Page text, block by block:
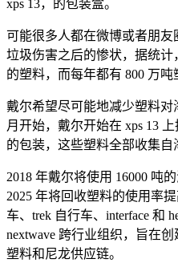
xps 13，的包装盒。
可能很多人都在微博或者朋
垃圾伤害之后的惨状，据统计
的塑料，而每年都有 800 万吨
戴尔希望尽可能地减少塑料对
月开始，戴尔开始在 xps 13
的包装，这些塑料全部收集自
2018 年戴尔将使用 16000 吨
2025 年将回收塑料的使用率
车、trek 自行车、interface 和
nextwave 跨行业组织，旨在
塑料和尼龙供应链。